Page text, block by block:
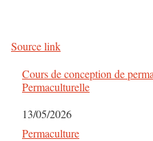
Source link
Cours de conception de
Permaculturelle
Date
13/05/2026
Par rapport à
Permaculture